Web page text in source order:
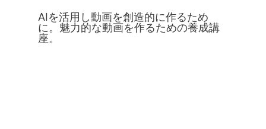
AIを活用し動画を創造的に作るため
に。魅力的な動画を作るための養成講
座。